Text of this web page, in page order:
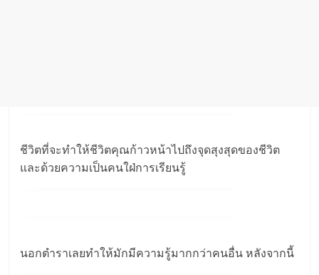
ชีวิตที่จะทำให้ชีวิตคุณก้าวหน้าไปถึงจุดสุงสุดของชีวิต
และด้วยความเป็นคนใฝ่การเรียนรู้
นอกตำราเลยทำให้มักมีความรู้มากกว่าคนอื่น หลังจากนี้